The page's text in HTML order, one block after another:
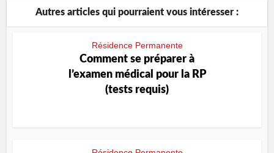
Autres articles qui pourraient vous intéresser :
Résidence Permanente
Comment se préparer à
l’examen médical pour la RP
(tests requis)